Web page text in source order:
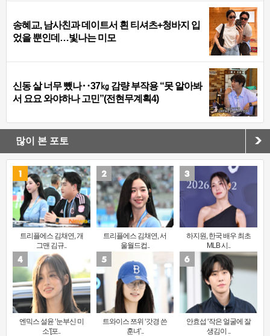
송혜교, 남사친과 데이트서 흰 티셔츠+청바지 입
었을 뿐인데…빛나는 미모
신동 살 너무 뺐나‥37㎏ 감량 부작용 “못 알아봐
서 요요 와야하나 고민”(전현무계획4)
많이 본 포토
트리플에스 김채연, 개
그맨 김규..
트리플에스 김채연, 서
울월드컵..
하지원, 한국 배우 최초
MLB 시..
엔믹스 설윤 ‘눈부신 미
소’[포..
트와이스 쯔위 ‘갓경 쓴
훈녀’..
안효섭 ‘작은 얼굴에 잘
생김이 ..